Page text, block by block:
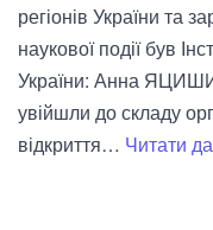
регіонів України та
наукової події був
України: Анна
увійшли до складу
відкриття… Читати